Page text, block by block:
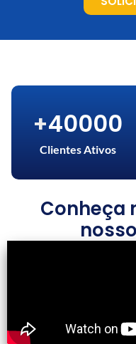
+40000
Clientes Ativos
Conheça